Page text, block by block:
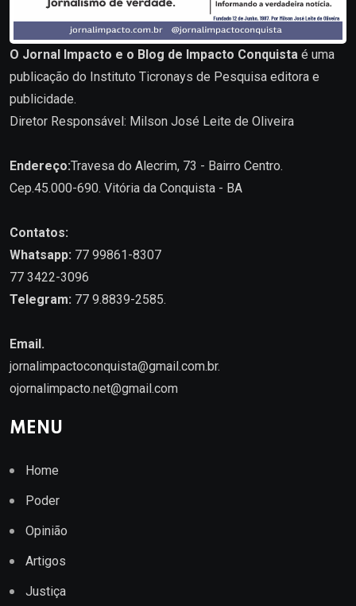
O Jornal Impacto e o Blog de Impacto Conquista é uma
publicação do Instituto Ticronays de Pesquisa editora e
publicidade.
Diretor Responsável: Milson José Leite de Oliveira
Endereço:Travesa do Alecrim, 73 - Bairro Centro.
Cep.45.000-690. Vitória da Conquista - BA
Contatos:
Whatsapp: 77 99861-8307
77 3422-3096
Telegram: 77 9.8839-2585.
Email.
jornalimpactoconquista@gmail.com.br.
ojornalimpacto.net@gmail.com
MENU
Home
Poder
Opinião
Artigos
Justiça